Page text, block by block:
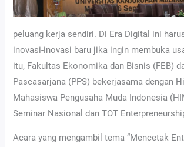
peluang kerja sendiri. Di Era Digital ini
inovasi-inovasi baru jika ingin membuka
itu, Fakultas Ekonomika dan Bisnis (FEB)
Pascasarjana (PPS) bekerjasama dengan
Mahasiswa Pengusaha Muda Indonesia
Seminar Nasional dan TOT
Acara yang mengambil tema “Mencetak